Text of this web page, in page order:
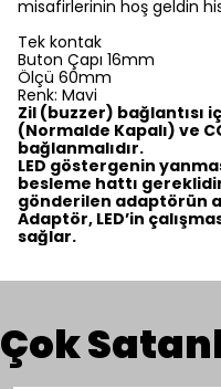
misafirlerinin hoş geldin
Tek kontak
Buton Çapı 16mm
Ölçü 60mm
Renk: Mavi
Zil (buzzer) bağlantısı
(Normalde Kapalı) ve
bağlanmalıdır.
LED göstergenin
besleme hattı
gönderilen adaptörün
Adaptör, LED’in
sağlar.
Çok